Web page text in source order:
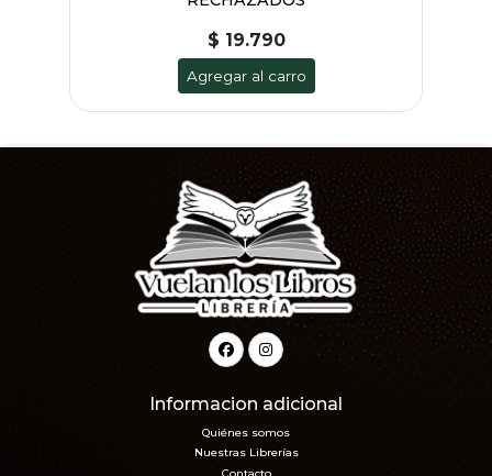
$ 19.790
Agregar al carro
Informacion adicional
Quiénes somos
Nuestras Librerías
Contacto